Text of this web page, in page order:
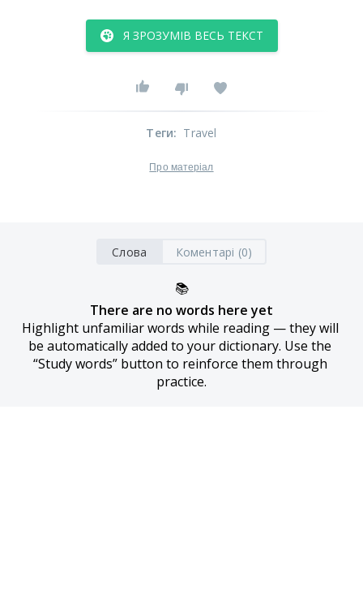
Я ЗРОЗУМІВ ВЕСЬ ТЕКСТ
Теги: Travel
Про матеріал
Слова Коментарі (0)
📚
There are no words here yet
Highlight unfamiliar words while reading — they will
be automatically added to your dictionary. Use the
“Study words” button to reinforce them through
practice.